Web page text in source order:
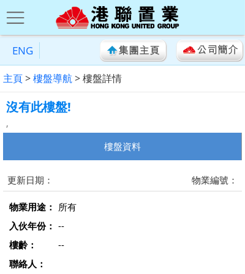
ENG
主頁>樓盤導航> 樓盤詳情
沒有此樓盤!
,
樓盤資料
更新日期： 物業編號：
物業用途： 所有
入伙年份： --
樓齡：
--
聯絡人：